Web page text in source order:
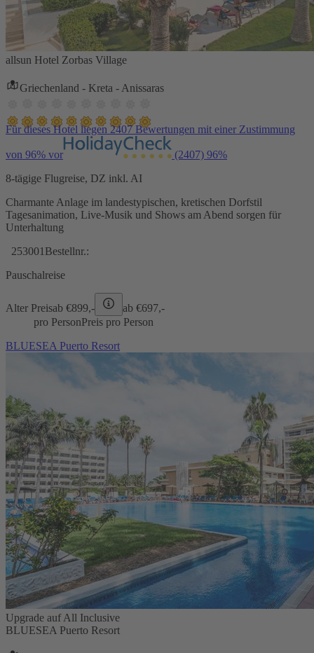
allsun Hotel Zorbas Village
Griechenland - Kreta - Anissaras
Für dieses Hotel liegen 2407 Bewertungen mit einer Zustimmung
von 96% vor (2407) 96%
8-tägige Flugreise, DZ inkl. AI
Charmante Anlage im landestypischen, kretischen Dorfstil
Tagesanimation, Live-Musik und Shows am Abend sorgen für
Unterhaltung
253001 Bestellnr.:
Pauschalreise
Alter Preisab €899,- ab €697,-
pro PersonPreis pro Person
BLUESEA Puerto Resort
Upgrade auf All Inclusive
BLUESEA Puerto Resort